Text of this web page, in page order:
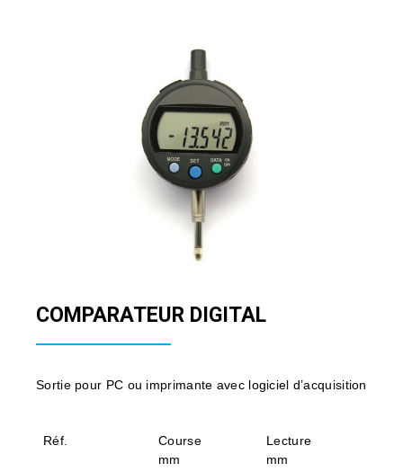
COMPARATEUR DIGITAL
Sortie pour PC ou imprimante avec logiciel d’acquisition
Réf.
Course
mm
Lecture
mm